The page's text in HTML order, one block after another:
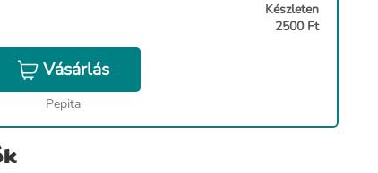
Készleten
2500 Ft
Vásárlás
Pepita